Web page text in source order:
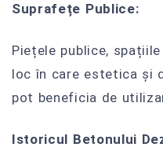
Suprafețe Publice:
Piețele publice,
loc în care estetica și
pot beneficia de
Istoricul Betonului